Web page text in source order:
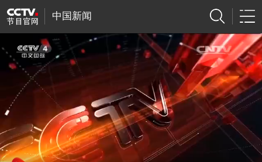
中国新闻